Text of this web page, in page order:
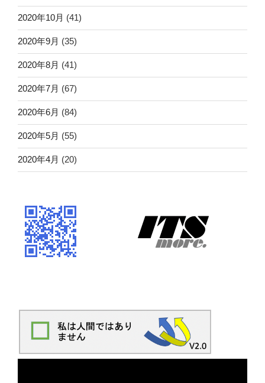
2020年10月 (41)
2020年9月 (35)
2020年8月 (41)
2020年7月 (67)
2020年6月 (84)
2020年5月 (55)
2020年4月 (20)